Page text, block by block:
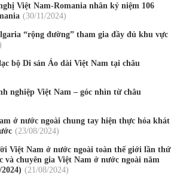
Việt Nam-Romania nhân kỷ niệm 106
30/11 /2024
“rộng đường” tham gia đầy đủ khu vực
bộ Di sản Áo dài Việt Nam tại châu
nghiệp Việt Nam – góc nhìn từ châu
ở nước ngoài chung tay hiện thực hóa khát
23/08/2024
Việt Nam ở nước ngoài toàn thế giới lần thứ
và chuyên gia Việt Nam ở nước ngoài năm
21 /08/2024
22/01/2020
Năm mới 2019
15/02/2026
và Năm mới 2026 24/12/2025
và Năm mới 2025 24